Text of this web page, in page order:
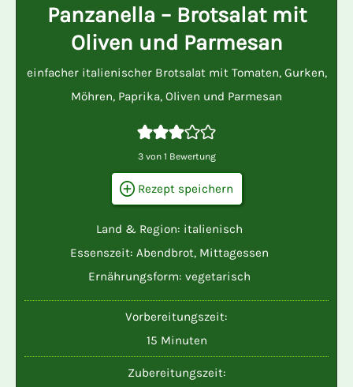
Panzanella – Brotsalat mit
Oliven und Parmesan
einfacher italienischer Brotsalat mit Tomaten, Gurken,
Möhren, Paprika, Oliven und Parmesan
3von 1 Bewertung
Rezept speichern
Land & Region: italienisch
Essenszeit: Abendbrot, Mittagessen
Ernährungsform: vegetarisch
Vorbereitungszeit:
15Minuten
Minuten
Zubereitungszeit: